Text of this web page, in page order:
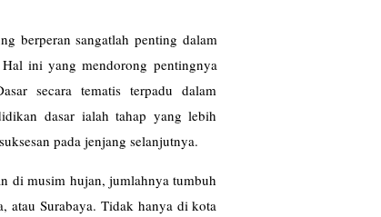
berperan sangatlah penting dalam
ini yang mendorong pentingnya
secara tematis terpadu dalam
dasar ialah tahap yang lebih
pada jenjang selanjutnya.
di musim hujan, jumlahnya tumbuh
atau Surabaya. Tidak hanya di kota